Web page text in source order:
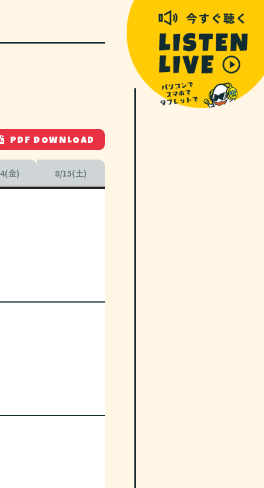
PDF DOWNLOAD
金) 8/15(土)